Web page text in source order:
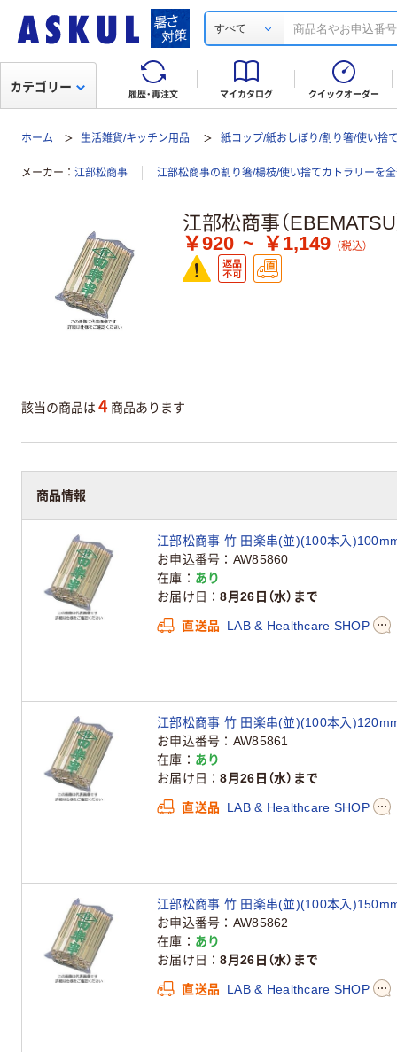
すべて
履歴・再注文 マイカタログ クイックオーダー
カテゴリー
ホーム 生活雑貨/キッチン用品 紙コップ/紙おしぼり/割り箸/使い捨
メーカー 江部松商事 江部松商事の割り箸/楊枝/使い捨てカトラリーを
江部松商事（EBEMATSU
￥920 ~ ￥1,149 （税込）
該当の商品は 4 商品あります
商品情報
江部松商事 竹 田楽串(並)(100本入
お申込番号
AW85860
在庫
あり
お届け日
8月26日（水）まで
直送品 LAB & Healthcare SHOP
江部松商事 竹 田楽串(並)(100本入
お申込番号
AW85861
在庫
あり
お届け日
8月26日（水）まで
直送品 LAB & Healthcare SHOP
江部松商事 竹 田楽串(並)(100本入
お申込番号
AW85862
在庫
あり
お届け日
8月26日（水）まで
直送品 LAB & Healthcare SHOP